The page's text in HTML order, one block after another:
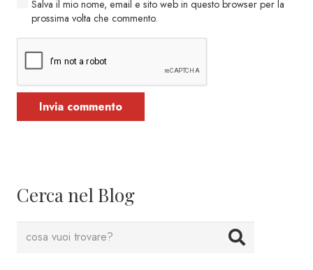
Cerca nel Blog
Salva il mio nome, email e sito web in questo browser per la
prossima volta che commento.
Invia commento